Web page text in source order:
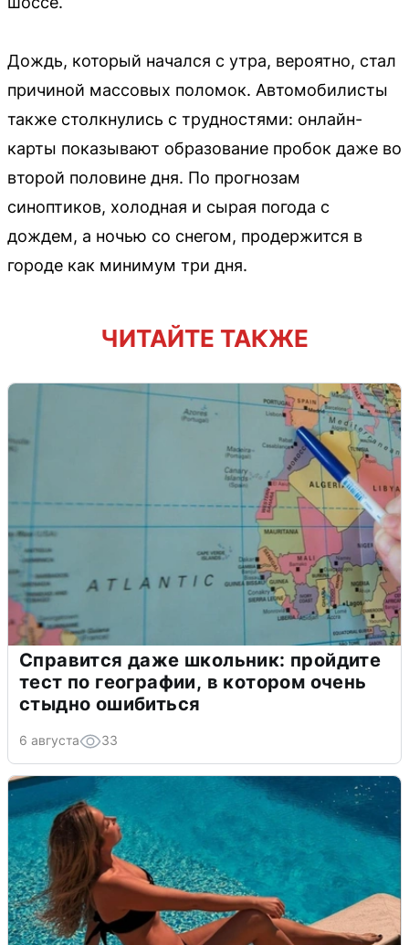
Дождь, который начался с утра, вероятно, стал
причиной массовых поломок. Автомобилисты
также столкнулись с трудностями: онлайн-
карты показывают образование пробок даже во
второй половине дня. По прогнозам
синоптиков, холодная и сырая погода с
дождем, а ночью со снегом, продержится в
городе как минимум три дня.
ЧИТАЙТЕ ТАКЖЕ
Справится даже школьник: пройдите
тест по географии, в котором очень
стыдно ошибиться
6 августа 33